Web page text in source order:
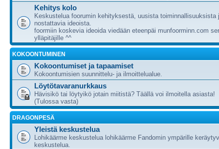
Kehitys kolo
Keskustelua foorumin kehityksestä, uusista toiminnallisuuksista
nostattavia ideoista.
foormiin koskevia ideoida viedään eteenpäi munfoorminn.com
ylläpitäjille ^^
KOKOONTUMINEN
Kokoontumiset ja tapaamiset
Kokoontumisien suunnittelu- ja ilmoittelualue.
Löytötavaranurkkaus
Hävisikö tai löytyikö jotain miitistä? Täällä voi ilmoitella asiasta!
(Tulossa vasta)
DRAGONPESÄ
Yleistä keskustelua
Lohikäärme keskustelua lohikäärme Fandomin ympärille
keskustelua.